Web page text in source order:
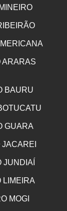
ARARAS
BAURU
GUARA
JUNDIAÍ
LIMEIRA
MOGI